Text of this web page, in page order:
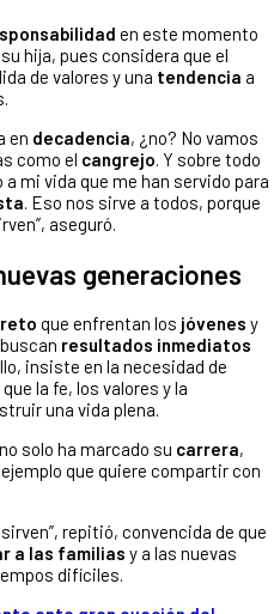
en este momento
hija, pues considera que el
de valores y una tendencia a
en decadencia, ¿no? No vamos
como el cangrejo. Y sobre todo
mi vida que me han servido para
. Eso nos sirve a todos, porque
aseguró.
generaciones
reto que enfrentan los jóvenes y
resultados inmediatos
insiste en la necesidad de
la fe, los valores y la
una vida plena.
solo ha marcado su carrera,
que quiere compartir con
repitió, convencida de que
a las familias y a las nuevas
difíciles.